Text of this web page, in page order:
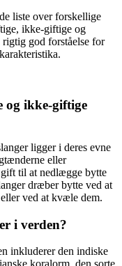
liste over forskellige
ikke-giftige og
god forståelse for
og ikke-giftige
ligger i deres evne
eller
til at nedlægge bytte
dræber bytte ved at
ved at kvæle dem.
i verden?
inkluderer den indiske